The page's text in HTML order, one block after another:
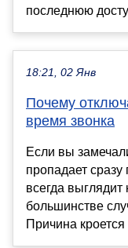
последнюю
18:21, 02 Янв
Почему
время звонка
Если вы
пропадает сразу
всегда
большинстве
Причина кроется